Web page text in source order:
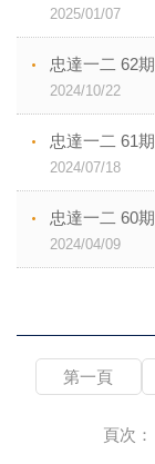
2025/01/07
忠達一二 62
2024/10/22
忠達一二 61
2024/07/18
忠達一二 60
2024/04/09
第一頁
頁次：